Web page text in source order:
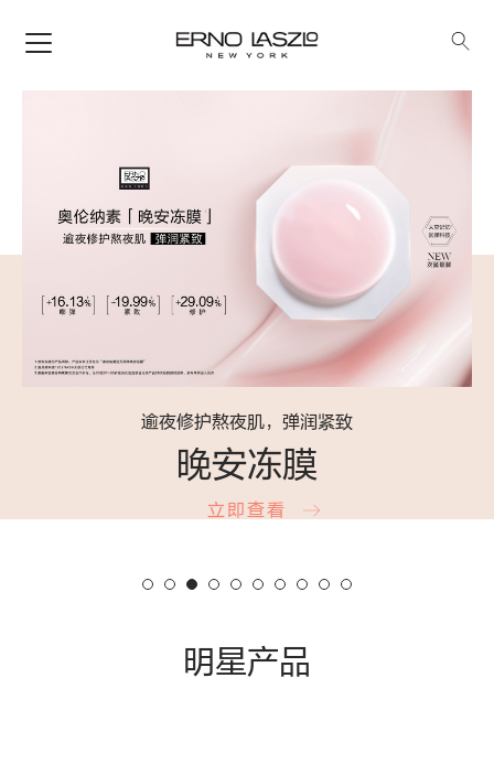
逾夜修护熬夜肌，弹润紧致
晚安冻膜
立即查看
明星产品